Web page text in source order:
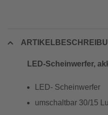
LED-Scheinwerfer,
LED- Scheinwerfer
umschaltbar 30/15